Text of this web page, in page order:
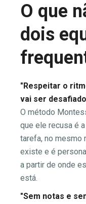
O que
dois
"Respeitar o
vai ser
O método
que ele recusa é
tarefa, no mesmo
existe e é
a partir de onde
está.
"Sem notas e